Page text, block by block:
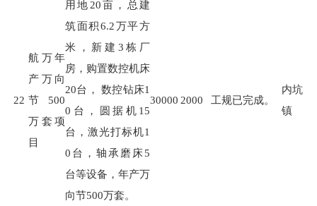
22
航万年
产万向
节500
万套项
目
用地 20亩，总建
筑面积6.2万平方
米，新建 3 栋厂
房，购置数控机床
20台， 数控钻床1
0 台，圆据机 15
台，激光打标机1
0 台，轴承磨床5
台等设备，年产万
向节500万套。
30000 2000 工规已完成。
内坑
镇